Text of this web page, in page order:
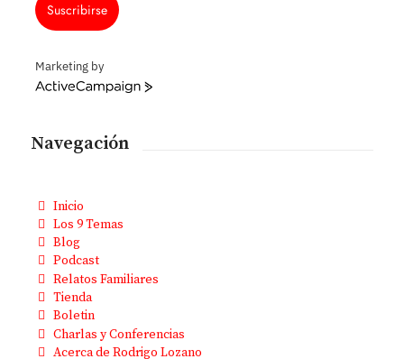
Suscribirse
Marketing by
ActiveCampaign
Navegación
Inicio
Los 9 Temas
Blog
Podcast
Relatos Familiares
Tienda
Boletin
Charlas y Conferencias
Acerca de Rodrigo Lozano